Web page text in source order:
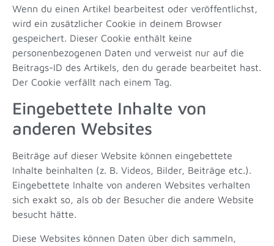
Wenn du einen Artikel bearbeitest oder veröffentlichst,
wird ein zusätzlicher Cookie in deinem Browser
gespeichert. Dieser Cookie enthält keine
personenbezogenen Daten und verweist nur auf die
Beitrags-ID des Artikels, den du gerade bearbeitet hast.
Der Cookie verfällt nach einem Tag.
Eingebettete Inhalte von
anderen Websites
Beiträge auf dieser Website können eingebettete
Inhalte beinhalten (z. B. Videos, Bilder, Beiträge etc.).
Eingebettete Inhalte von anderen Websites verhalten
sich exakt so, als ob der Besucher die andere Website
besucht hätte.
Diese Websites können Daten über dich sammeln,